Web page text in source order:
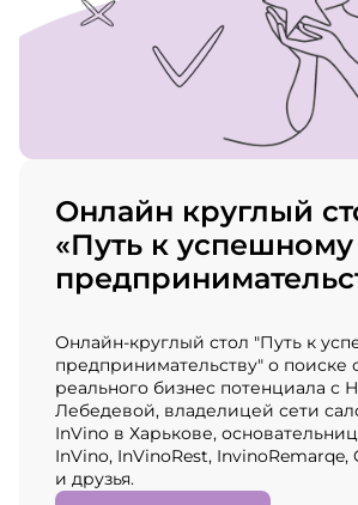
Онлайн круглый
«Путь к успешному
Онлайн-круглый стол "Путь к
предпринимательству" о поиске
реального бизнес потенциала с
Лебедевой, владелицей сети
InVino в Харькове,
InVino, InVinoRest, InvinoRemarqe,
и друзья.